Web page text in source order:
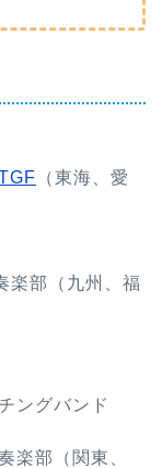
（東海、愛
楽部（九州、福
ングバンド
楽部（関東、